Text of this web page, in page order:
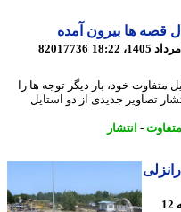
ها بیرون آمده
82017736
خود، بار دیگر توجه ها را
جدیدی از دو استایل
-انتشار